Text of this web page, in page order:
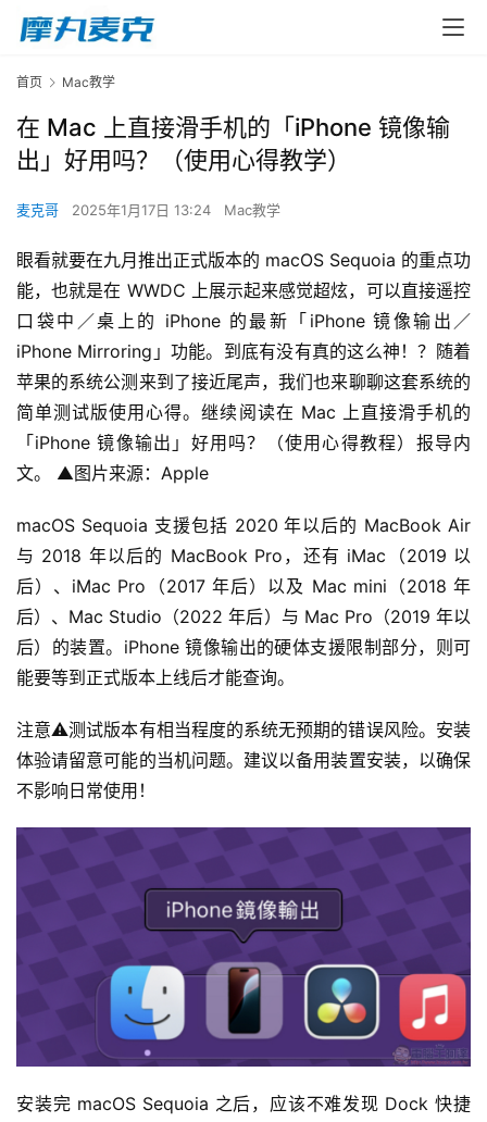
首页 Mac教学
在 Mac 上直接滑手机的「iPhone 镜像输
出」好用吗？（使用心得教学）
麦克哥 2025年1月17日 13:24 Mac教学
眼看就要在九月推出正式版本的 macOS Sequoia 的重点功
能，也就是在 WWDC 上展示起来感觉超炫，可以直接遥控
口袋中／桌上的 iPhone 的最新「iPhone 镜像输出／
iPhone Mirroring」功能。到底有没有真的这么神！？随着
苹果的系统公测来到了接近尾声，我们也来聊聊这套系统的
简单测试版使用心得。继续阅读在 Mac 上直接滑手机的
「iPhone 镜像输出」好用吗？（使用心得教程）报导内
文。 ▲图片来源：Apple
macOS Sequoia 支援包括 2020 年以后的 MacBook Air
与 2018 年以后的 MacBook Pro，还有 iMac（2019 以
后）、iMac Pro（2017 年后）以及 Mac mini（2018 年
后）、Mac Studio（2022 年后）与 Mac Pro（2019 年以
后）的装置。iPhone 镜像输出的硬体支援限制部分，则可
能要等到正式版本上线后才能查询。
注意⚠️测试版本有相当程度的系统无预期的错误风险。安装
体验请留意可能的当机问题。建议以备用装置安装，以确保
不影响日常使用！
安装完 macOS Sequoia 之后，应该不难发现 Dock 快捷